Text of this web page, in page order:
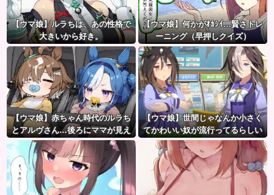
【ウマ娘】ルラちは、あの性格で
大きいから好き。
【ウマ娘】何かがｵｶｼｲ…賢さトレ
ーニング（早押しクイズ）
【ウマ娘】赤ちゃん時代のルラち
とアルヴさん…後ろにママが見え
るな？
【ウマ娘】世間じゃなんか小さく
てかわいい奴が流行ってるらしい
な？